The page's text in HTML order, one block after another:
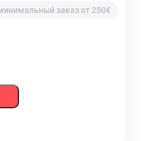
заказ от 250€